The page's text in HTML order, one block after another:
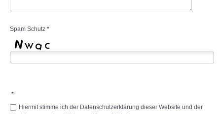
Spam Schutz *
*
Hiermit stimme ich der Datenschutzerklärung dieser Website und der